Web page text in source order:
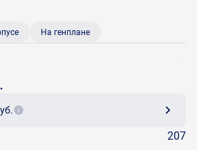
На генплане
207